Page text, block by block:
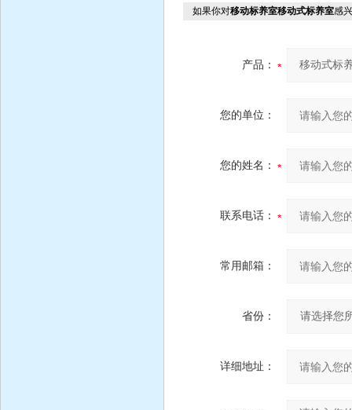
如果你对移动标养室移动式标养室感
产品：
您的单位：
您的姓名：
联系电话：
常用邮箱：
省份：
详细地址：